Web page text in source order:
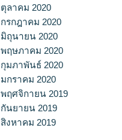
ตุลาคม 2020
กรกฎาคม 2020
มิถุนายน 2020
พฤษภาคม 2020
กุมภาพันธ์ 2020
มกราคม 2020
พฤศจิกายน 2019
กันยายน 2019
สิงหาคม 2019